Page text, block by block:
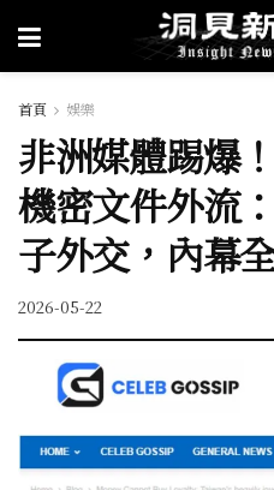
首頁 娛樂
非洲媒體踢爆
機密文件外流
子外交，內幕
2026-05-22